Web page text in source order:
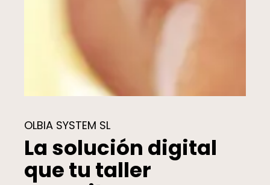
OLBIA SYSTEM SL
La solución digital
que tu taller